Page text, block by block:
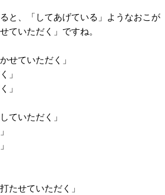
と、「してあげている」ようなおこが
ていただく」ですね。
せていただく」
」
」
ていただく」
たせていただく」